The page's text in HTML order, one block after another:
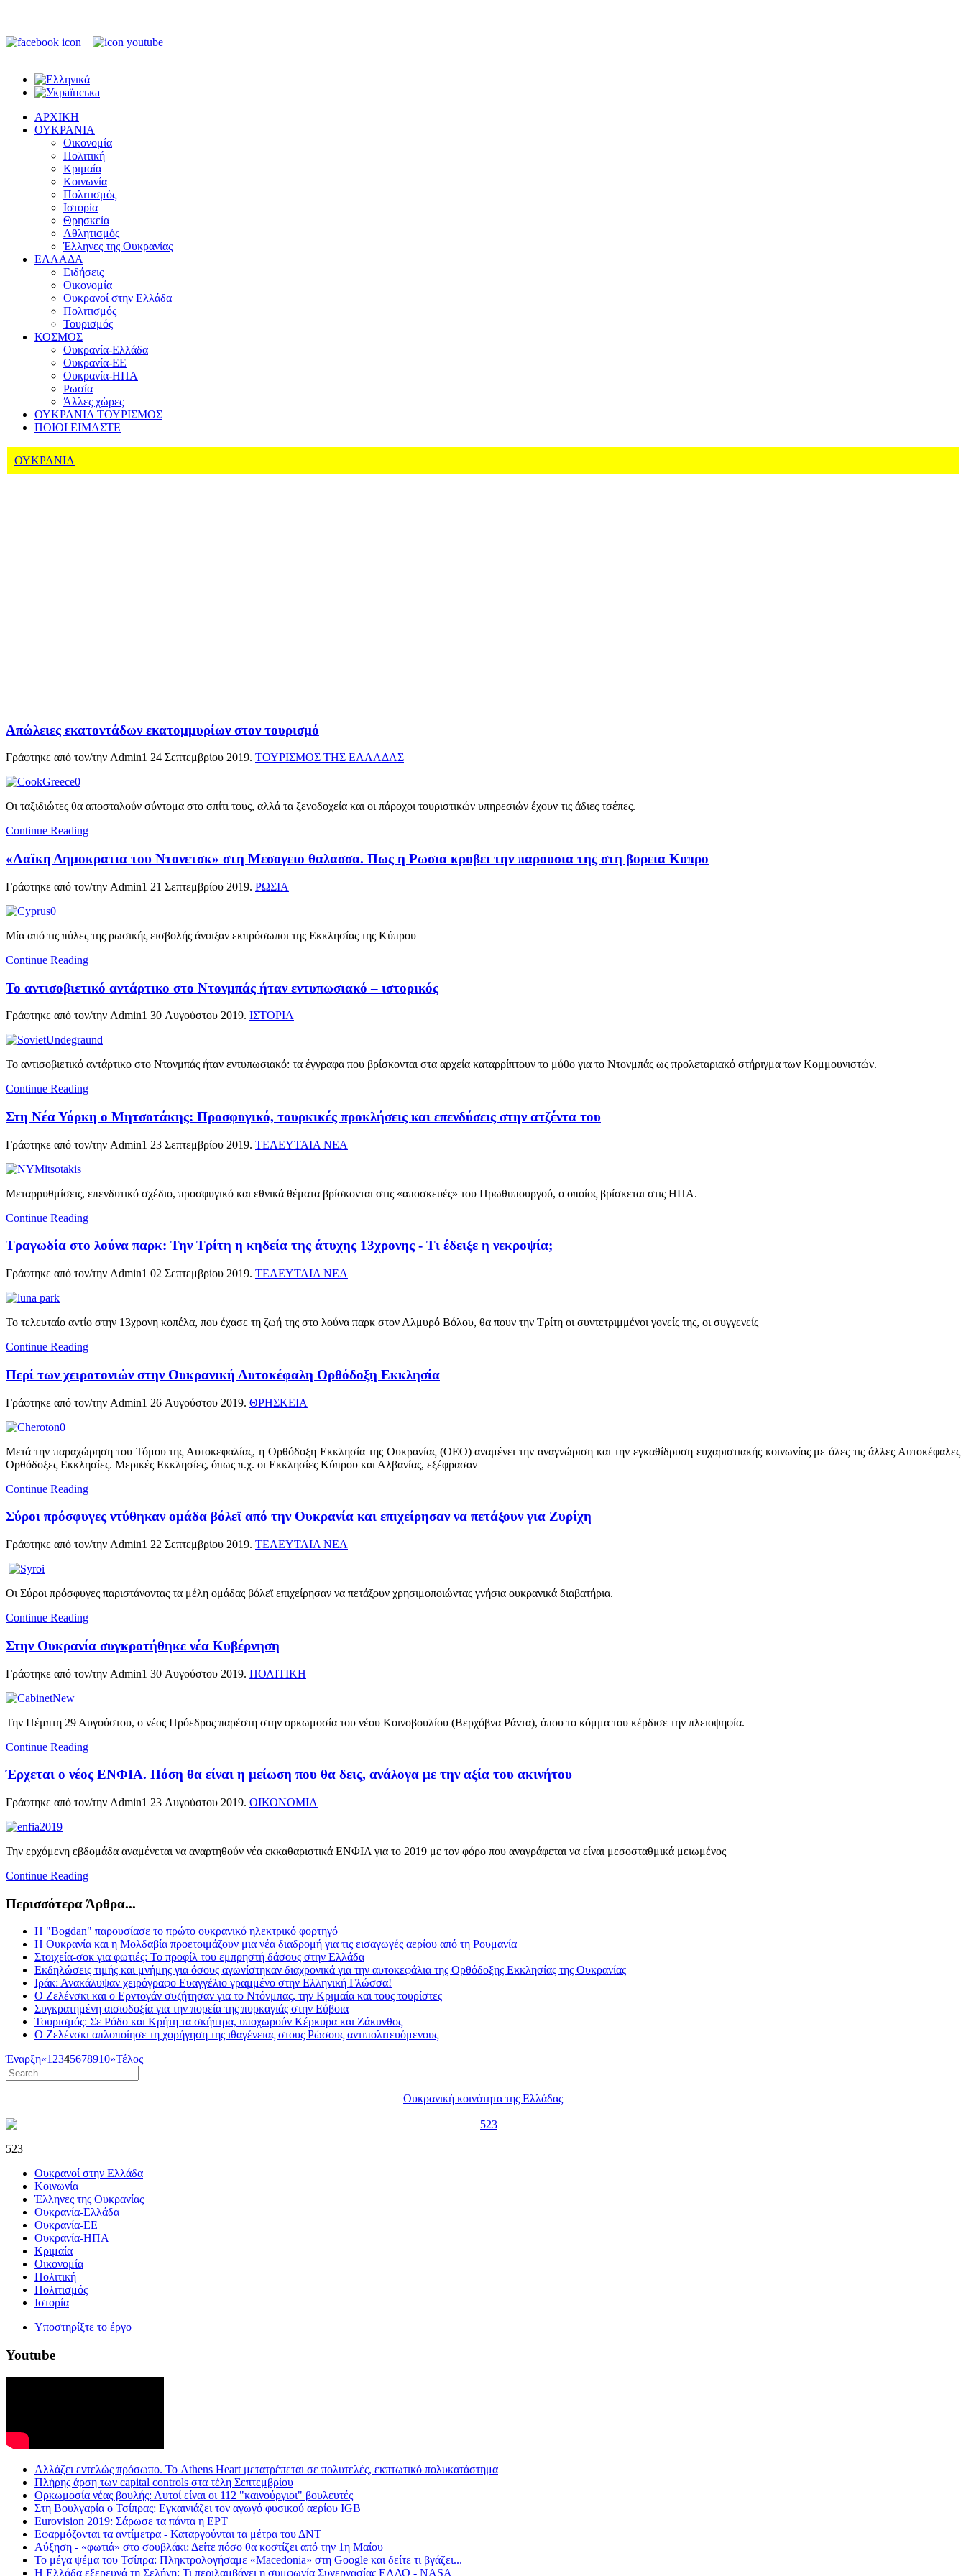
ΑΡΧΙΚΗ
ΟΥΚΡΑΝΙΑ
Οικονομία
Πολιτική
Κριμαία
Κοινωνία
Πολιτισμός
Ιστορία
Θρησκεία
Αθλητισμός
Έλληνες της Ουκρανίας
ΕΛΛΑΔΑ
Ειδήσεις
Οικονομία
Ουκρανοί στην Ελλάδα
Πολιτισμός
Τουρισμός
ΚΟΣΜΟΣ
Ουκρανία-Ελλάδα
Ουκρανία-ΕΕ
Ουκρανία-ΗΠΑ
Ρωσία
Άλλες χώρες
ΟΥΚΡΑΝΙΑ ΤΟΥΡΙΣΜΟΣ
ΠΟΙΟΙ ΕΙΜΑΣΤΕ
ΟΥΚΡΑΝΙΑ
Απώλειες εκατοντάδων εκατομμυρίων στον τουρισμό
Γράφτηκε από τον/την Admin1 24 Σεπτεμβρίου 2019. ΤΟΥΡΙΣΜΟΣ ΤΗΣ ΕΛΛΑΔΑΣ
Οι ταξιδιώτες θα αποσταλούν σύντομα στο σπίτι τους, αλλά τα ξενοδοχεία και οι πάροχοι τουριστικών υπηρεσιών έχουν τις άδιες τσέπες.
Continue Reading
«Λαϊκη Δημοκρατια του Ντονετσκ» στη Μεσογειο θαλασσα. Πως η Ρωσια κρυβει την παρουσια της στη βορεια Κυπρο
Γράφτηκε από τον/την Admin1 21 Σεπτεμβρίου 2019. ΡΩΣΙΑ
Μία από τις πύλες της ρωσικής εισβολής άνοιξαν εκπρόσωποι της Εκκλησίας της Κύπρου
Continue Reading
To αντισοβιετικό αντάρτικο στο Ντονμπάς ήταν εντυπωσιακό – ιστορικός
Γράφτηκε από τον/την Admin1 30 Αυγούστου 2019. ΙΣΤΟΡΙΑ
To αντισοβιετικό αντάρτικο στο Ντονμπάς ήταν εντυπωσιακό: τα έγγραφα που βρίσκονται στα αρχεία καταρρίπτουν το μύθο για το Ντονμπάς ως προλεταριακό στήριγμα των Κομμουνιστών.
Continue Reading
Στη Νέα Υόρκη ο Μητσοτάκης: Προσφυγικό, τουρκικές προκλήσεις και επενδύσεις στην ατζέντα του
Γράφτηκε από τον/την Admin1 23 Σεπτεμβρίου 2019. ΤΕΛΕΥΤΑΙΑ ΝΕΑ
Μεταρρυθμίσεις, επενδυτικό σχέδιο, προσφυγικό και εθνικά θέματα βρίσκονται στις «αποσκευές» του Πρωθυπουργού, ο οποίος βρίσκεται στις ΗΠΑ.
Continue Reading
Τραγωδία στο λούνα παρκ: Την Τρίτη η κηδεία της άτυχης 13χρονης - Τι έδειξε η νεκροψία;
Γράφτηκε από τον/την Admin1 02 Σεπτεμβρίου 2019. ΤΕΛΕΥΤΑΙΑ ΝΕΑ
Το τελευταίο αντίο στην 13χρονη κοπέλα, που έχασε τη ζωή της στο λούνα παρκ στον Αλμυρό Βόλου, θα πουν την Τρίτη οι συντετριμμένοι γονείς της, οι συγγενείς
Continue Reading
Περί των χειροτονιών στην Ουκρανική Αυτοκέφαλη Ορθόδοξη Εκκλησία
Γράφτηκε από τον/την Admin1 26 Αυγούστου 2019. ΘΡΗΣΚΕΙΑ
Μετά την παραχώρηση του Τόμου της Αυτοκεφαλίας, η Ορθόδοξη Εκκλησία της Ουκρανίας (ΟΕΟ) αναμένει την αναγνώριση και την εγκαθίδρυση ευχαριστιακής κοινωνίας με όλες τις άλλες Αυτοκέφαλες
Ορθόδοξες Εκκλησίες. Μερικές Εκκλησίες, όπως π.χ. οι Εκκλησίες Κύπρου και Αλβανίας, εξέφρασαν
Continue Reading
Σύροι πρόσφυγες ντύθηκαν ομάδα βόλεϊ από την Ουκρανία και επιχείρησαν να πετάξουν για Ζυρίχη
Γράφτηκε από τον/την Admin1 22 Σεπτεμβρίου 2019. ΤΕΛΕΥΤΑΙΑ ΝΕΑ
Οι Σύροι πρόσφυγες παριστάνοντας τα μέλη ομάδας βόλεϊ επιχείρησαν να πετάξουν χρησιμοποιώντας γνήσια ουκρανικά διαβατήρια.
Continue Reading
Στην Ουκρανία συγκροτήθηκε νέα Κυβέρνηση
Γράφτηκε από τον/την Admin1 30 Αυγούστου 2019. ΠΟΛΙΤΙΚΗ
Την Πέμπτη 29 Αυγούστου, ο νέος Πρόεδρος παρέστη στην ορκωμοσία του νέου Κοινοβουλίου (Βερχόβνα Ράντα), όπου το κόμμα του κέρδισε την πλειοψηφία.
Continue Reading
Έρχεται ο νέος ΕΝΦΙΑ. Πόση θα είναι η μείωση που θα δεις, ανάλογα με την αξία του ακινήτου
Γράφτηκε από τον/την Admin1 23 Αυγούστου 2019. ΟΙΚΟΝΟΜΙΑ
Την ερχόμενη εβδομάδα αναμένεται να αναρτηθούν νέα εκκαθαριστικά ΕΝΦΙΑ για το 2019 με τον φόρο που αναγράφεται να είναι μεσοσταθμικά μειωμένος
Continue Reading
Περισσότερα Άρθρα...
Η "Bogdan" παρουσίασε το πρώτο ουκρανικό ηλεκτρικό φορτηγό
Η Ουκρανία και η Μολδαβία προετοιμάζουν μια νέα διαδρομή για τις εισαγωγές αερίου από τη Ρουμανία
Στοιχεία-σοκ για φωτιές: To προφίλ του εμπρηστή δάσους στην Ελλάδα
Εκδηλώσεις τιμής και μνήμης για όσους αγωνίστηκαν διαχρονικά για την αυτοκεφάλια της Ορθόδοξης Εκκλησίας της Ουκρανίας
Ιράκ: Ανακάλυψαν χειρόγραφο Ευαγγέλιο γραμμένο στην Ελληνική Γλώσσα!
Ο Ζελένσκι και ο Ερντογάν συζήτησαν για το Ντόνμπας, την Κριμαία και τους τουρίστες
Συγκρατημένη αισιοδοξία για την πορεία της πυρκαγιάς στην Εύβοια
Τουρισμός: Σε Ρόδο και Κρήτη τα σκήπτρα, υποχωρούν Κέρκυρα και Ζάκυνθος
Ο Ζελένσκι απλοποίησε τη χορήγηση της ιθαγένειας στους Ρώσους αντιπολιτευόμενους
Έναρξη«1 2345678910»Τέλος
Ουκρανική κοινότητα της Ελλάδας
523
Ουκρανοί στην Ελλάδα
Κοινωνία
Έλληνες της Ουκρανίας
Ουκρανία-Ελλάδα
Ουκρανία-ΕΕ
Ουκρανία-ΗΠΑ
Κριμαία
Οικονομία
Πολιτική
Πολιτισμός
Ιστορία
Υποστηρίξτε το έργο
Youtube
Aλλάζει εντελώς πρόσωπο. Το Athens Heart μετατρέπεται σε πολυτελές, εκπτωτικό πολυκατάστημα
Πλήρης άρση των capital controls στα τέλη Σεπτεμβρίου
Ορκωμοσία νέας βουλής: Αυτοί είναι οι 112 "καινούργιοι" βουλευτές
Στη Βουλγαρία ο Τσίπρας: Εγκαινιάζει τον αγωγό φυσικού αερίου IGB
Eurovision 2019: Σάρωσε τα πάντα η ΕΡΤ
Εφαρμόζονται τα αντίμετρα - Καταργούνται τα μέτρα του ΔΝΤ
Αύξηση - «φωτιά» στο σουβλάκι: Δείτε πόσο θα κοστίζει από την 1η Μαΐου
Το μέγα ψέμα του Τσίπρα: Πληκτρολογήσαμε «Macedonia» στη Google και δείτε τι βγάζει...
Η Ελλάδα εξερευνά τη Σελήνη: Τι περιλαμβάνει η συμφωνία Συνεργασίας ΕΛΔΟ - NASA